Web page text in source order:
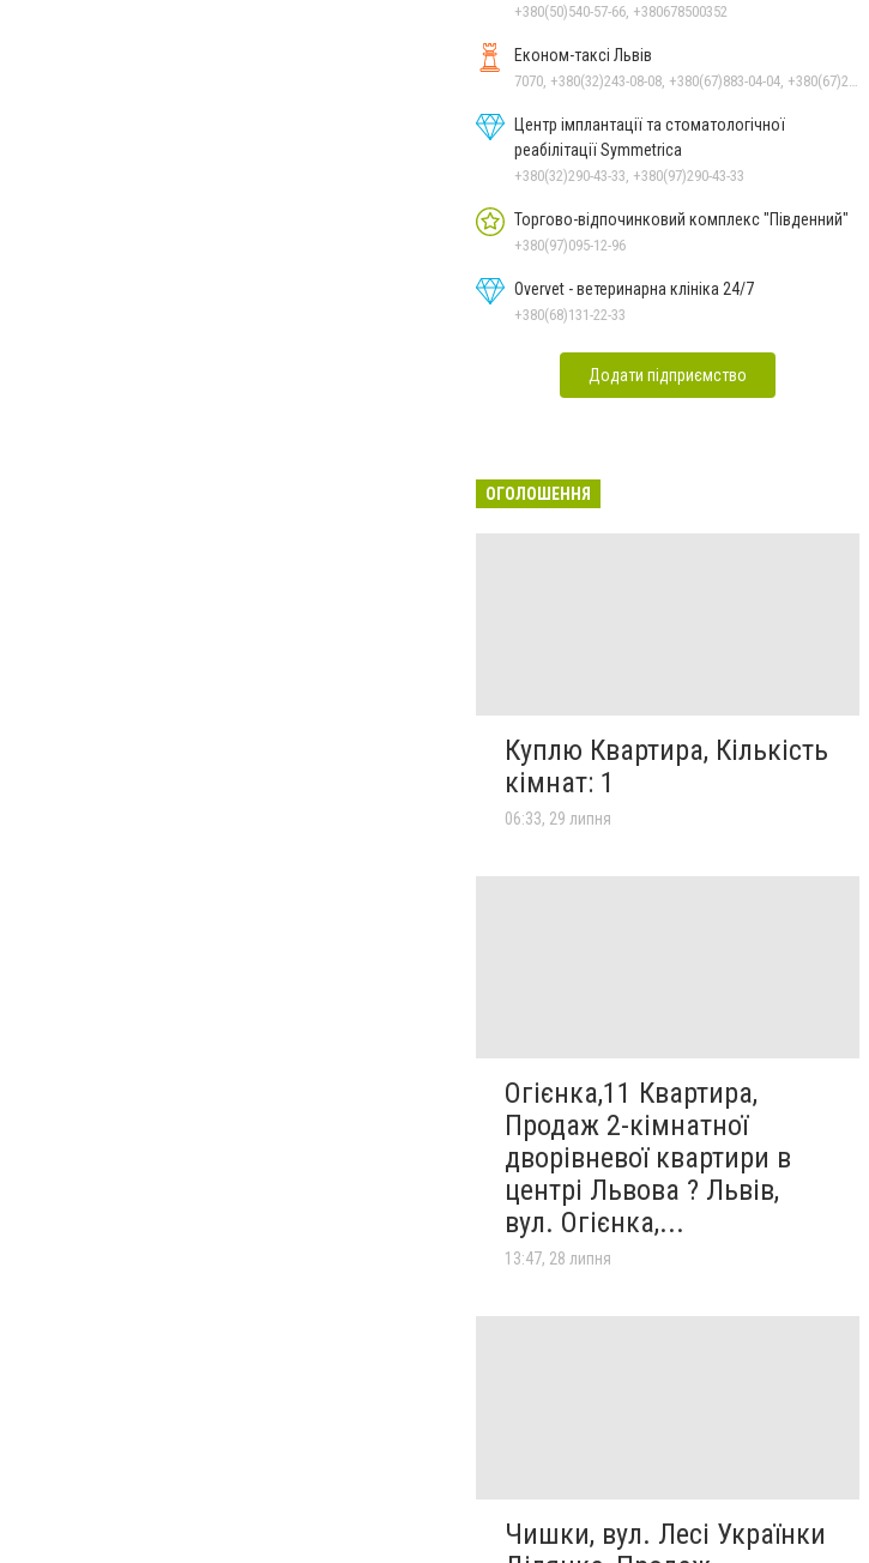
+380(50)540-57-66, +380678500352
Економ-таксі Львів
Центр імплантації та стоматологічної
реабілітації Symmetrica
+380(32)290-43-33, +380(97)290-43-33
Торгово-відпочинковий комплекс "Південний"
+380(97)095-12-96
Overvet - ветеринарна клініка 24/7
+380(68)131-22-33
Додати підприємство
ОГОЛОШЕННЯ
Куплю Квартира, Кількість
кімнат: 1
06:33, 29 липня
Огієнка,11 Квартира,
Продаж 2-кімнатної
дворівневої квартири в
центрі Львова ? Львів,
вул. Огієнка,...
13:47, 28 липня
Чишки, вул. Лесі Українки